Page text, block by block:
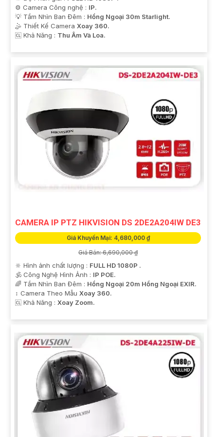
⚙ Camera Công nghệ : IP.
💡 Tầm Nhìn Ban Đêm : Hồng Ngoại 30m Starlight.
🤹 Thiết Kế Camera Xoay 360.
️🆑 Khả Năng : Thu Âm Và Loa.
CAMERA IP PTZ HIKVISION DS 2DE2A204IW DE3
Giá Khuyến Mại: 4,680,000 ₫
Giá Bán: 6,690,000 ₫
🔆 Hình ảnh chất lượng : FULL HD 1080P .
🕉️ Công Nghệ Hình Ảnh : IP POE.
🌈 Tầm Nhìn Ban Đêm : Hồng Ngoại 20m Hồng Ngoại EXIR.
↕️ Camera Theo Mẫu Xoay 360.
️🆑 Khả Năng : Xoay Zoom.